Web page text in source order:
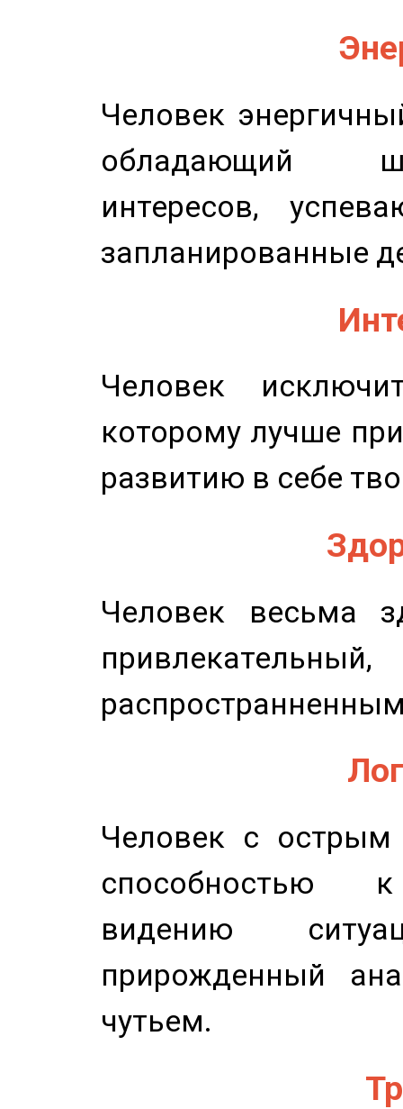
Человек
обладающий
интересов,
запланированные
Человек
которому лучше
развитию в себе
Человек весьма
Человек с
способностью к
видению
прирожденный
чутьем.